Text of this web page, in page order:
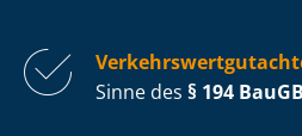
Sinne des § 194 BauGB